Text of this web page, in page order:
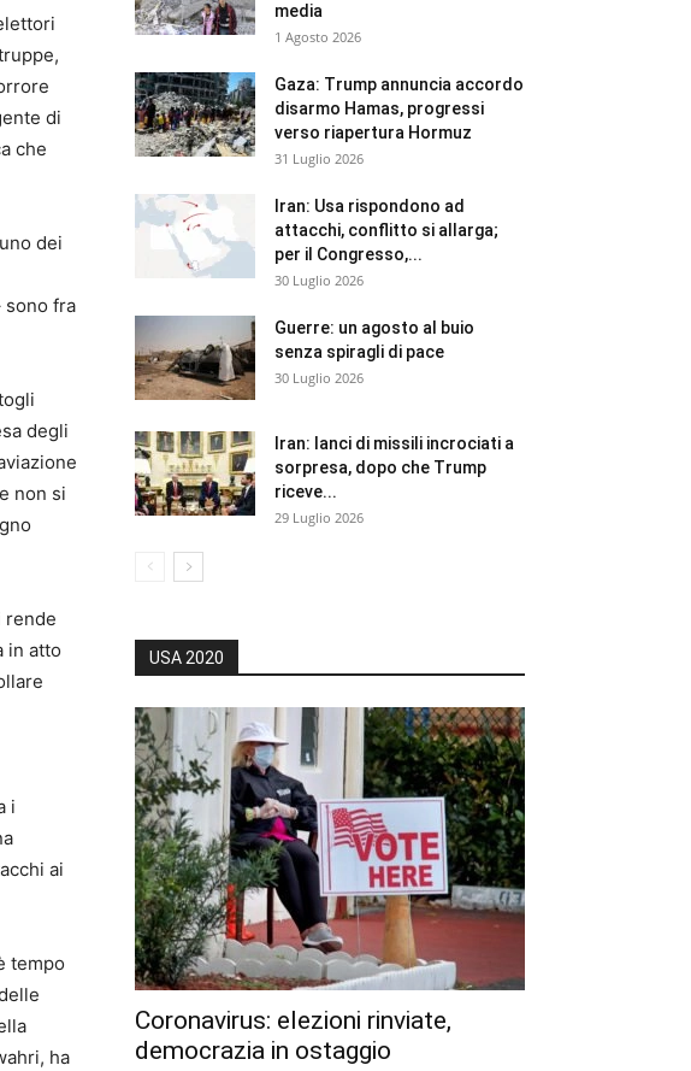
di
che
dei
sono fra
degli
non si
rende
in atto
i
ai
tempo
ha
media
1 Agosto 2026
Gaza: Trump annuncia accordo
disarmo Hamas, progressi
verso riapertura Hormuz
31 Luglio 2026
Iran: Usa rispondono ad
attacchi, conflitto si allarga;
per il Congresso,...
30 Luglio 2026
Guerre: un agosto al buio
senza spiragli di pace
30 Luglio 2026
Iran: lanci di missili incrociati a
sorpresa, dopo che Trump
riceve...
29 Luglio 2026
USA 2020
Coronavirus: elezioni rinviate,
democrazia in ostaggio